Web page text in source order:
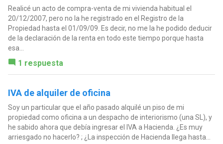
Realicé un acto de compra-venta de mi vivienda habitual el
20/12/2007, pero no la he registrado en el Registro de la
Propiedad hasta el 01/09/09. Es decir, no me la he podido deducir
de la declaración de la renta en todo este tiempo porque hasta
esa...
1 respuesta
IVA de alquiler de oficina
Soy un particular que el año pasado alquilé un piso de mi
propiedad como oficina a un despacho de interiorismo (una SL), y
he sabido ahora que debía ingresar el IVA a Hacienda. ¿Es muy
arriesgado no hacerlo? ; ¿La inspección de Hacienda llega hasta...